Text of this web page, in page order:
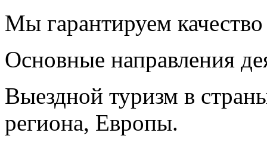
Мы гарантируем
Основные направления
Выездной туризм в
региона, Европы.